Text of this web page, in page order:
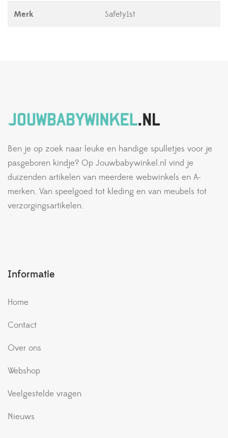
Merk Safety1st
Ben je op zoek naar leuke en handige spulletjes voor je
pasgeboren kindje? Op Jouwbabywinkel.nl vind je
duizenden artikelen van meerdere webwinkels en A-
merken. Van speelgoed tot kleding en van meubels tot
verzorgingsartikelen.
Informatie
Home
Contact
Over ons
Webshop
Veelgestelde vragen
Nieuws